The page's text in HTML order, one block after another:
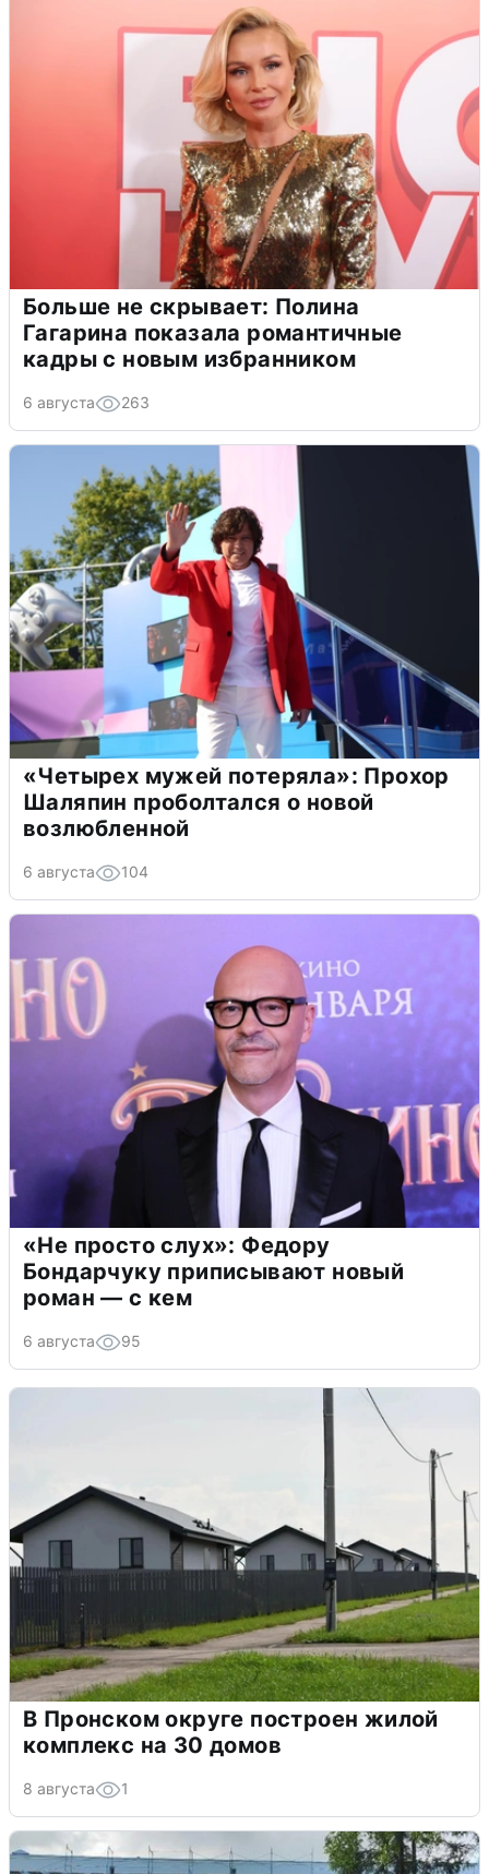
Больше не скрывает: Полина
Гагарина показала романтичные
кадры с новым избранником
6 августа 263
«Четырех мужей потеряла»: Прохор
Шаляпин проболтался о новой
возлюбленной
6 августа 104
«Не просто слух»: Федору
Бондарчуку приписывают новый
роман — с кем
6 августа 95
В Пронском округе построен жилой
комплекс на 30 домов
8 августа 1